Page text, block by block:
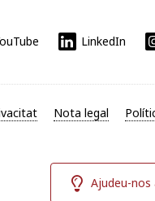
LinkedIn
Nota legal
Ajudeu-nos